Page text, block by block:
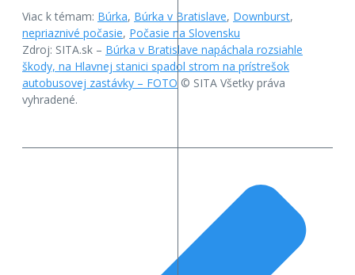
Viac k témam: Búrka, Búrka v Bratislave, Downburst,
nepriaznivé počasie, Počasie na Slovensku
Zdroj: SITA.sk – Búrka v Bratislave napáchala rozsiahle
škody, na Hlavnej stanici spadol strom na prístrešok
autobusovej zastávky – FOTO © SITA Všetky práva
vyhradené.